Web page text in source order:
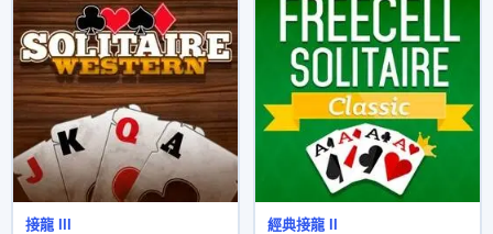
接龍 III 經典接龍 II